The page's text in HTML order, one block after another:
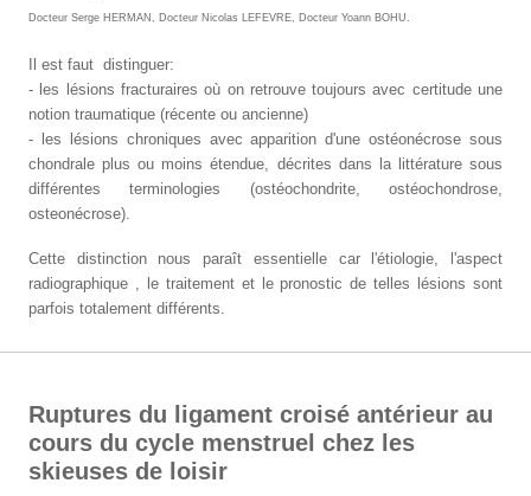
Docteur Serge HERMAN Docteur Nicolas LEFEVRE Docteur Yoann BOHU
Il est faut distinguer:
- les lésions fracturaires où on retrouve toujours avec certitude une
notion traumatique (récente ou ancienne)
- les lésions chroniques avec apparition d'une ostéonécrose sous
chondrale plus ou moins étendue, décrites dans la littérature sous
différentes terminologies (ostéochondrite, ostéochondrose,
osteonécrose).
Cette distinction nous paraît essentielle car l'étiologie, l'aspect
radiographique , le traitement et le pronostic de telles lésions sont
parfois totalement différents.
Ruptures du ligament croisé antérieur au
cours du cycle menstruel chez les
skieuses de loisir